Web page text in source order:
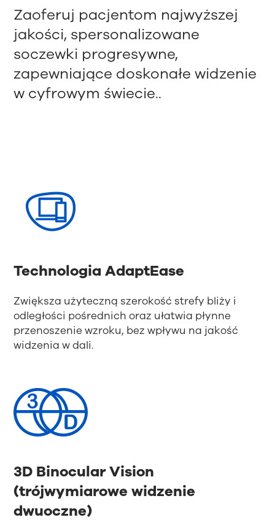
Zaoferuj pacjentom najwyższej
jakości, spersonalizowane
soczewki progresywne,
zapewniające doskonałe widzenie
w cyfrowym świecie..
Technologia AdaptEase
Zwiększa użyteczną szerokość strefy bliży i
odległości pośrednich oraz ułatwia płynne
przenoszenie wzroku, bez wpływu na jakość
widzenia w dali.
3D Binocular Vision
(trójwymiarowe widzenie
dwuoczne)